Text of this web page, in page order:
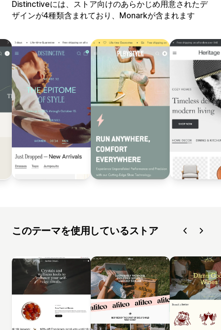
Distinctiveには、ストア向けのあらかじめ用意されたデ
ザインが4種類含まれており、Monarkが含まれます
このテーマを使用しているストア